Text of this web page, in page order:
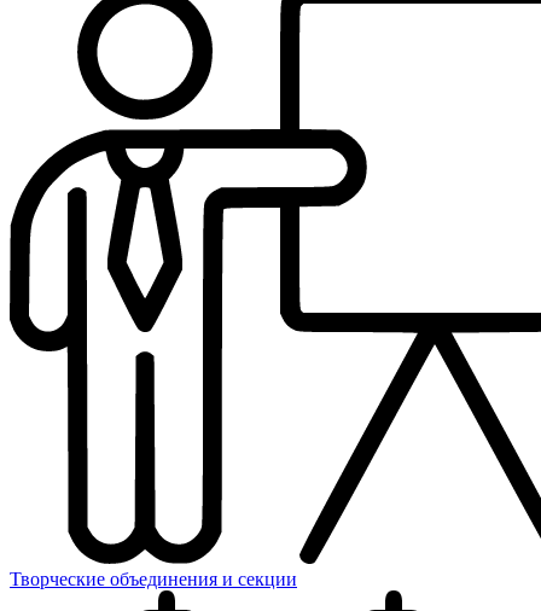
Творческие объединения и секции